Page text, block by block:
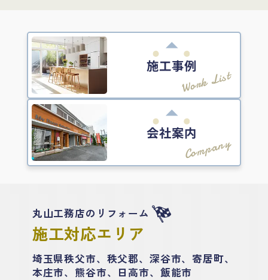
施工事例
Work List
会社案内
Company
丸山工務店のリフォーム
施工対応エリア
埼玉県秩父市、秩父郡、深谷市、寄居町、
本庄市、熊谷市、日高市、飯能市